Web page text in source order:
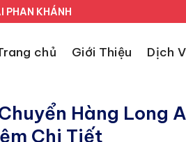
PHAN KHÁNH
chủ Giới Thiệu Dịch
Hàng Long
Chi Tiết